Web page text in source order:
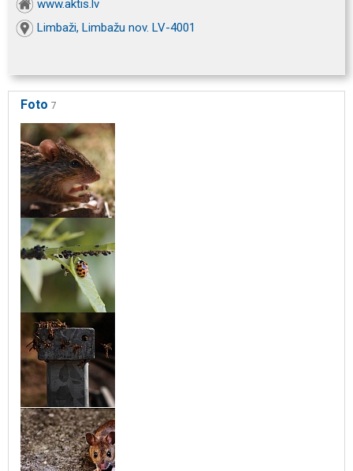
www.aktis.lv
Limbaži, Limbažu nov. LV-4001
Foto 7